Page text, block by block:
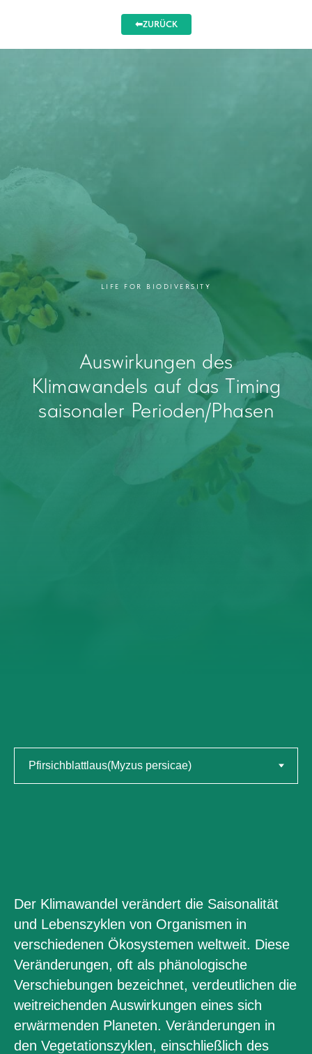
⬅ZURÜCK
LIFE FOR BIODIVERSITY
Auswirkungen des
Klimawandels auf das Timing
saisonaler Perioden/Phasen
Der Klimawandel verändert die Saisonalität
und Lebenszyklen von Organismen in
verschiedenen Ökosystemen weltweit. Diese
Veränderungen, oft als phänologische
Verschiebungen bezeichnet, verdeutlichen die
weitreichenden Auswirkungen eines sich
erwärmenden Planeten. Veränderungen in
den Vegetationszyklen, einschließlich des